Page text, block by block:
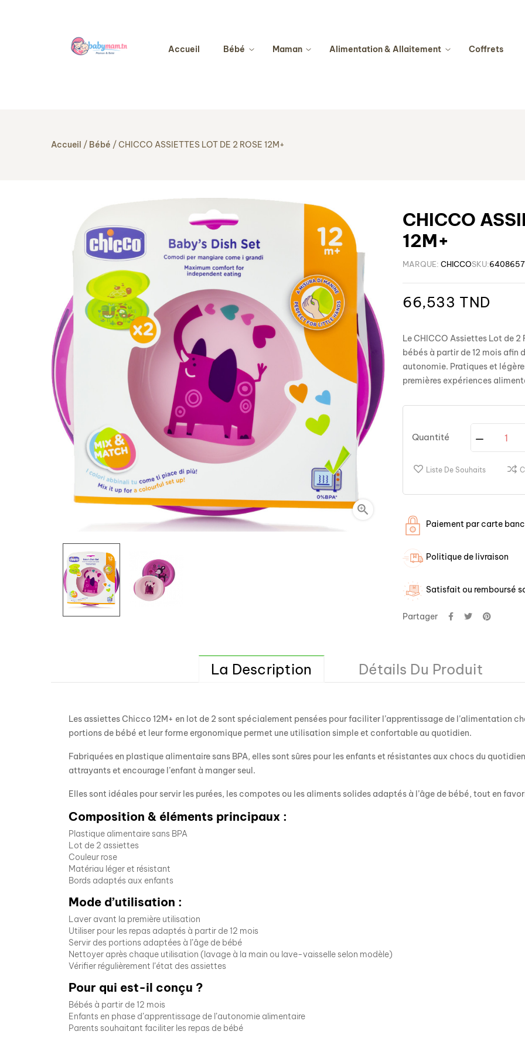
Accueil Bébé Maman Alimentation & Allaitement Coffrets
Accueil Bébé CHICCO ASSIETTES LOT DE 2 ROSE 12M+

CHICCO
12M+
MARQUE: CHICCOSKU:6408657
66,533 TND
Le CHICCO Assiettes Lot de 2
bébés à partir de 12 mois afin
autonomie. Pratiques et
premières expériences
Quantité
Liste De Souhaits
Paiement par carte
Politique de livraison
Satisfait ou remboursé
Partager
La Description Détails Du Produit
Les assiettes Chicco 12M+ en lot de 2 sont spécialement pensées pour faciliter l’apprentissage de l’alimentation
portions de bébé et leur forme ergonomique permet une utilisation simple et confortable au quotidien.
Fabriquées en plastique alimentaire sans BPA, elles sont sûres pour les enfants et résistantes aux chocs du
attrayants et encourage l’enfant à manger seul.
Elles sont idéales pour servir les purées, les compotes ou les aliments solides adaptés à l’âge de bébé, tout en
Composition & éléments principaux :
Plastique alimentaire sans BPA
Lot de 2 assiettes
Couleur rose
Matériau léger et résistant
Bords adaptés aux enfants
Mode d’utilisation :
Laver avant la première utilisation
Utiliser pour les repas adaptés à partir de 12 mois
Servir des portions adaptées à l’âge de bébé
Nettoyer après chaque utilisation (lavage à la main ou lave-vaisselle selon modèle)
Vérifier régulièrement l’état des assiettes
Pour qui est-il conçu ?
Bébés à partir de 12 mois
Enfants en phase d’apprentissage de l’autonomie alimentaire
Parents souhaitant faciliter les repas de bébé